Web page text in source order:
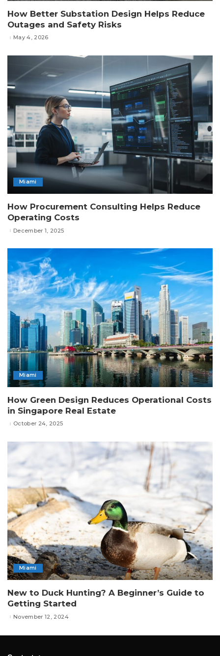
How Better Substation Design Helps Reduce
Outages and Safety Risks
May 4, 2026
Miami
How Procurement Consulting Helps Reduce
Operating Costs
December 1, 2025
Miami
How Green Design Reduces Operational Costs
in Singapore Real Estate
October 24, 2025
Miami
New to Duck Hunting? A Beginner’s Guide to
Getting Started
November 12, 2024